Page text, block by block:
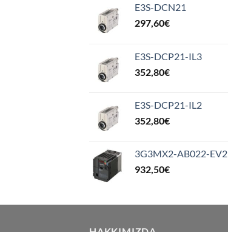
E3S-DCN21
297,60€
E3S-DCP21-IL3
352,80€
E3S-DCP21-IL2
352,80€
3G3MX2-AB022-EV2
932,50€